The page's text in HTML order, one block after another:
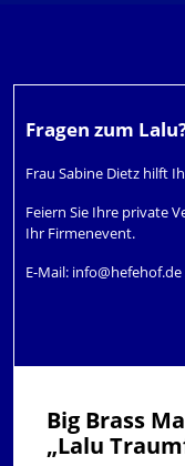
Fragen zum
Frau Sabine Dietz hilft
Feiern Sie Ihre private
Ihr Firmenevent.
E-Mail: info@hefehof.de
Big Brass
„Lalu